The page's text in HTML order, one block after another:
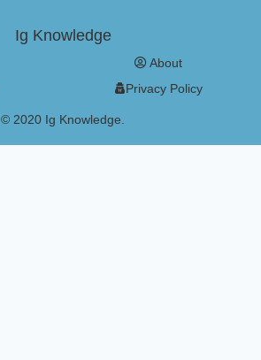
Ig Knowledge
About
Privacy Policy
© 2020 Ig Knowledge.